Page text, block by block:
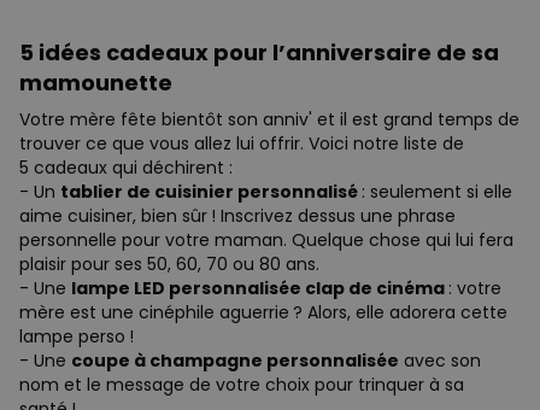
5 idées cadeaux pour l’anniversaire de sa
mamounette
Votre mère fête bientôt son anniv' et il est grand temps de
trouver ce que vous allez lui offrir. Voici notre liste de
5 cadeaux qui déchirent :
- Un tablier de cuisinier personnalisé : seulement si elle
aime cuisiner, bien sûr ! Inscrivez dessus une phrase
personnelle pour votre maman. Quelque chose qui lui fera
plaisir pour ses 50, 60, 70 ou 80 ans.
- Une lampe LED personnalisée clap de cinéma : votre
mère est une cinéphile aguerrie ? Alors, elle adorera cette
lampe perso !
- Une coupe à champagne personnalisée avec son
nom et le message de votre choix pour trinquer à sa